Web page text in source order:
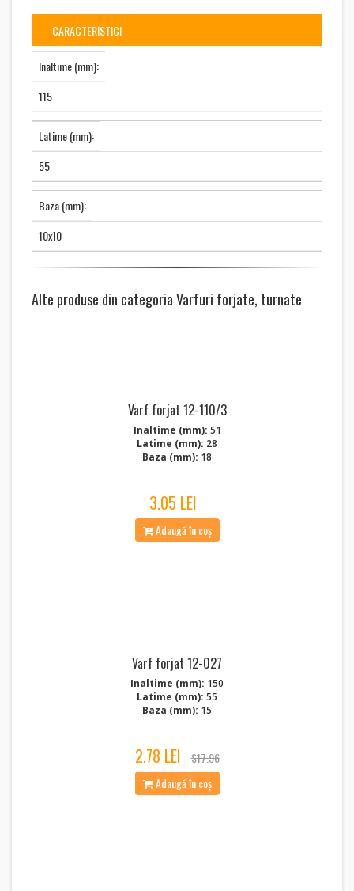
CARACTERISTICI
Inaltime (mm):
115
Latime (mm):
55
Baza (mm):
10x10
Alte produse din categoria Varfuri forjate, turnate
Varf forjat 12-110/3
Inaltime (mm): 51
Latime (mm): 28
Baza (mm): 18
3.05 LEI
Adaugă în coș
Varf forjat 12-027
Inaltime (mm): 150
Latime (mm): 55
Baza (mm): 15
2.78 LEI
$17.96
Adaugă în coș